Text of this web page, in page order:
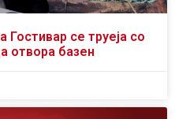
Гостивар се труеја со
отвора базен